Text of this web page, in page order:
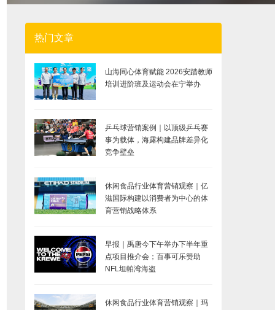
热门文章
山海同心体育赋能 2026安踏教师
培训进阶班及运动会在宁举办
乒乓球营销案例｜以顶级乒乓赛
事为载体，海露构建品牌差异化
竞争壁垒
休闲食品行业体育营销观察｜亿
滋国际构建以消费者为中心的体
育营销战略体系
早报｜禹唐今下午举办下半年重
点项目推介会；百事可乐赞助
NFL坦帕湾海盗
休闲食品行业体育营销观察｜玛